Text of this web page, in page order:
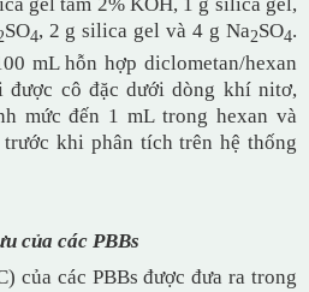
SO4, 2 g silica gel và 4 g Na2SO4.
mL hỗn hợp diclometan/hexan
cô đặc dưới dòng khí nitơ,
mức đến 1 mL trong hexan và
khi phân tích trên hệ thống
của các PBBs
của các PBBs được đưa ra trong